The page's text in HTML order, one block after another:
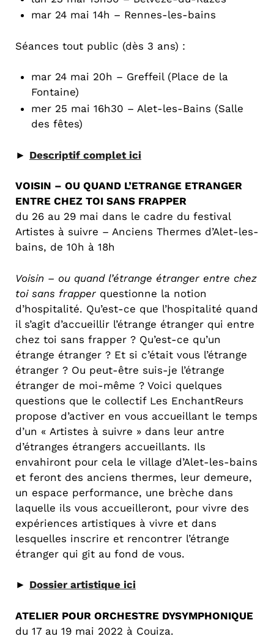
mar 24 mai 14h – Rennes-les-bains
Séances tout public (dès 3 ans) :
mar 24 mai 20h – Greffeil (Place de la
Fontaine)
mer 25 mai 16h30 – Alet-les-Bains (Salle
des fêtes)
► Descriptif complet ici
VOISIN – OU QUAND L’ETRANGE ETRANGER
ENTRE CHEZ TOI SANS FRAPPER
du 26 au 29 mai dans le cadre du festival
Artistes à suivre – Anciens Thermes d’Alet-les-
bains, de 10h à 18h
Voisin – ou quand l’étrange étranger entre chez
toi sans frapper questionne la notion
d’hospitalité. Qu’est-ce que l’hospitalité quand
il s’agit d’accueillir l’étrange étranger qui entre
chez toi sans frapper ? Qu’est-ce qu’un
étrange étranger ? Et si c’était vous l’étrange
étranger ? Ou peut-être suis-je l’étrange
étranger de moi-même ? Voici quelques
questions que le collectif Les EnchantReurs
propose d’activer en vous accueillant le temps
d’un « Artistes à suivre » dans leur antre
d’étranges étrangers accueillants. Ils
envahiront pour cela le village d’Alet-les-bains
et feront des anciens thermes, leur demeure,
un espace performance, une brèche dans
laquelle ils vous accueilleront, pour vivre des
expériences artistiques à vivre et dans
lesquelles inscrire et rencontrer l’étrange
étranger qui git au fond de vous.
► Dossier artistique ici
ATELIER POUR ORCHESTRE DYSYMPHONIQUE
du 17 au 19 mai 2022 à Couiza.